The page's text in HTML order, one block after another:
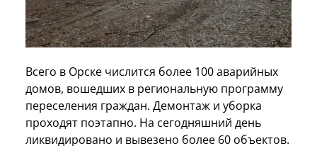
Всего в Орске числится более 100 аварийных
домов, вошедших в региональную программу
переселения граждан. Демонтаж и уборка
проходят поэтапно. На сегодняшний день
ликвидировано и вывезено более 60 объектов.